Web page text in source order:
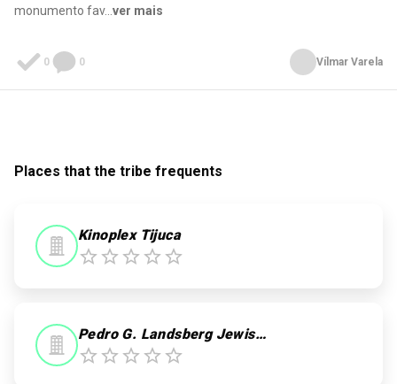
monumento fav... ver mais
0 0 Vílmar Varela
Places that the tribe frequents
Kinoplex Tijuca
Pedro G. Landsberg Jewish Tour Guide